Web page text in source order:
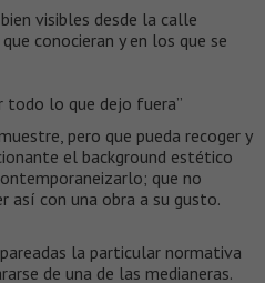
visibles desde la calle
conocieran y en los que se
todo lo que dejo fuera”
pero que pueda recoger y
el background estético
que no
así con una obra a su gusto.
la particular normativa
de una de las medianeras.